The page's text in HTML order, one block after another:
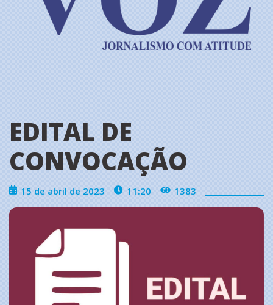
EDITAL DE
CONVOCAÇÃO
15 de abril de 2023 11:20 1383